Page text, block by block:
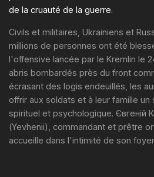
de la cruauté de la guerre.
Civils et militaires, Ukrainiens et
millions de personnes ont été
l'offensive lancée par le Kremlin le
abris bombardés près du front
écrasant des logis endeuillés, les
offrir aux soldats et à leur famille un
spirituel et psychologique. Євгеній
(Yevhenii), commandant et prêtre
accueille dans l'intimité de son